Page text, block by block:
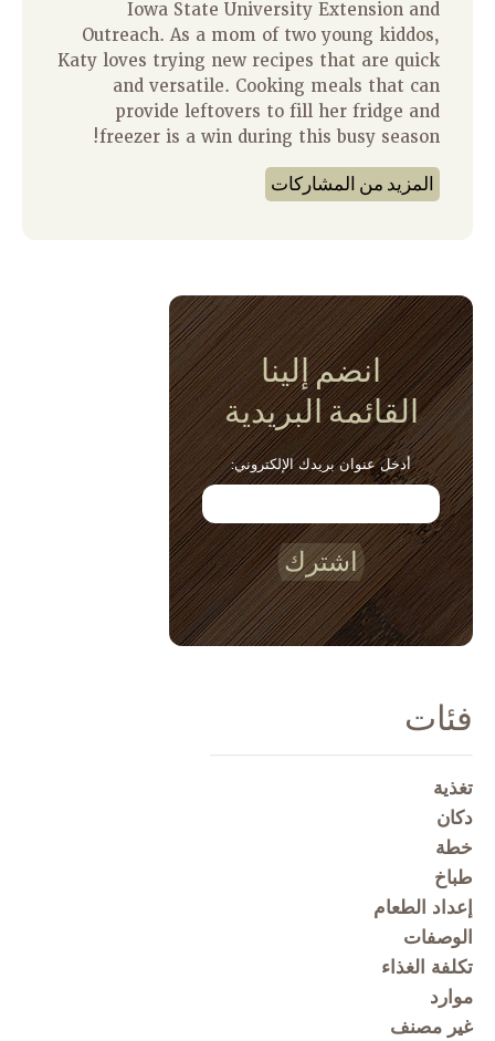
Iowa State University Extension and
Outreach. As a mom of two young kiddos,
Katy loves trying new recipes that are quick
and versatile. Cooking meals that can
provide leftovers to fill her fridge and
freezer is a win during this busy season!
المزيد من المشاركات
انضم إلينا
القائمة البريدية
أدخل عنوان بريدك الإلكتروني:
اشترك
فئات
تغذية
دكان
خطة
طباخ
إعداد الطعام
الوصفات
تكلفة الغذاء
موارد
غير مصنف